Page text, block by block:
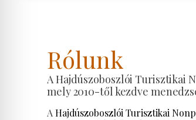
Rólunk
A Hajdúszoboszlói Turisztikai
mely 2010-től kezdve
A Hajdúszoboszlói Turisztikai